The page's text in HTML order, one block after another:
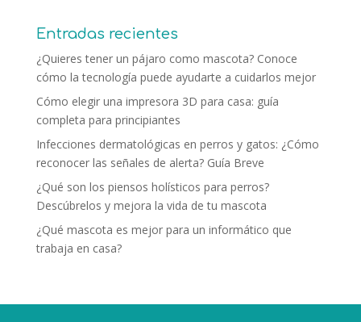
Entradas recientes
¿Quieres tener un pájaro como mascota? Conoce
cómo la tecnología puede ayudarte a cuidarlos mejor
Cómo elegir una impresora 3D para casa: guía
completa para principiantes
Infecciones dermatológicas en perros y gatos: ¿Cómo
reconocer las señales de alerta? Guía Breve
¿Qué son los piensos holísticos para perros?
Descúbrelos y mejora la vida de tu mascota
¿Qué mascota es mejor para un informático que
trabaja en casa?